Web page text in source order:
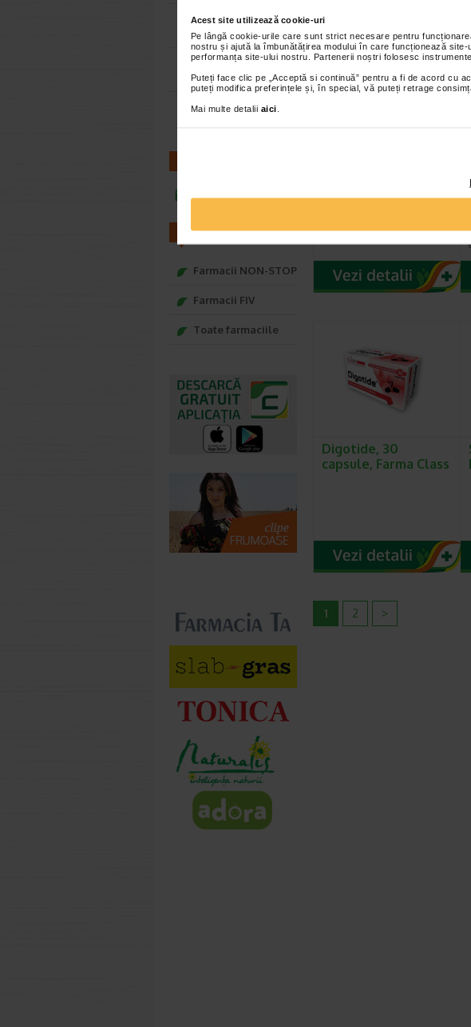
Acest site utilizează cookie-uri
Pe lângă cookie-urile care sunt strict necesare pentru
nostru și ajută la îmbunătățirea modului în care funcționează
performanța site-ului nostru. Partenerii noștri folosesc
Puteți face clic pe „Acceptă si continuă” pentru a fi de acord cu
puteți modifica preferințele și, în special, vă puteți retrage
Mai multe detalii aici
Digotide, 30
capsule, Farma Class
1 2 >
Ce Oftapic ti se
potriveste
Adora – Adorabili
din prima clipa
Seturi cadou
infoline@catena.ro
FARMACII
Farmacii NON-STOP
Farmacii FIV
Toate farmaciile